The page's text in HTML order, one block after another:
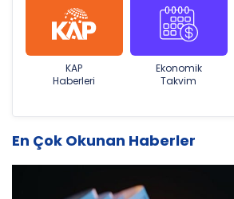
KAP
Haberleri
Ekonomik
Takvim
En Çok Okunan Haberler